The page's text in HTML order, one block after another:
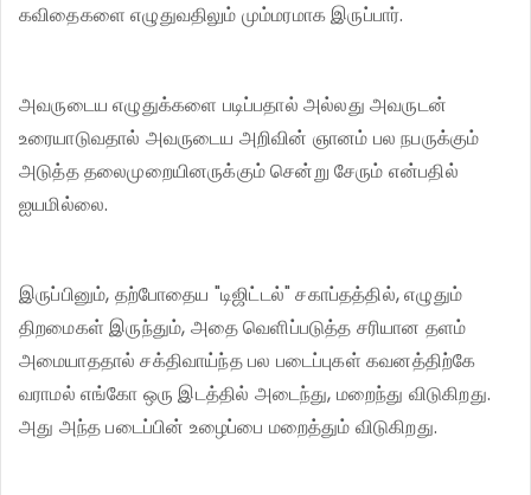
கவிதைகளை எழுதுவதிலும் மும்மரமாக இருப்பார்.
அவருடைய எழுதுக்களை படிப்பதால் அல்லது அவருடன்
உரையாடுவதால் அவருடைய அறிவின் ஞானம் பல நபருக்கும்
அடுத்த தலைமுறையினருக்கும் சென்று சேரும் என்பதில்
ஐயமில்லை.
இருப்பினும், தற்போதைய "டிஜிட்டல்" சகாப்தத்தில், எழுதும்
திறமைகள் இருந்தும், அதை வெளிப்படுத்த சரியான தளம்
அமையாததால் சக்திவாய்ந்த பல படைப்புகள் கவனத்திற்கே
வராமல் எங்கோ ஒரு இடத்தில் அடைந்து, மறைந்து விடுகிறது.
அது அந்த படைப்பின் உழைப்பை மறைத்தும் விடுகிறது.